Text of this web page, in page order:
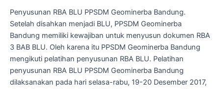
Penyusunan RBA BLU PPSDM Geominerba Bandung.
Setelah disahkan menjadi BLU, PPSDM Geominerba
Bandung memiliki kewajiban untuk menyusun dokumen RBA
3 BAB BLU. Oleh karena itu PPSDM Geominerba Bandung
mengikuti pelatihan penyusunan RBA BLU. Pelatihan
penyusunan RBA BLU PPSDM Geominerba Bandung
dilaksanakan pada hari selasa-rabu, 19-20 Desember 2017,